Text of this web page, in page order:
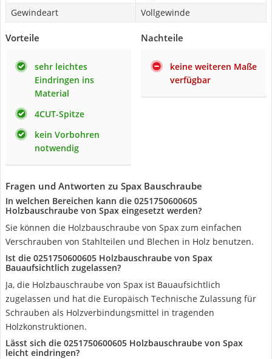
Gewindeart
Vollgewinde
Vorteile
sehr leichtes
Eindringen ins
Material
4CUT-Spitze
kein Vorbohren
notwendig
Nachteile
keine weiteren Maße
verfügbar
Fragen und Antworten zu Spax Bauschraube
In welchen Bereichen kann die 0251750600605
Holzbauschraube von Spax eingesetzt werden?
Sie können die Holzbauschraube von Spax zum einfachen
Verschrauben von Stahlteilen und Blechen in Holz benutzen.
Ist die 0251750600605 Holzbauschraube von Spax
Bauaufsichtlich zugelassen?
Ja, die Holzbauschraube von Spax ist Bauaufsichtlich
zugelassen und hat die Europäisch Technische Zulassung für
Schrauben als Holzverbindungsmittel in tragenden
Holzkonstruktionen.
Lässt sich die 0251750600605 Holzbauschraube von Spax
leicht eindringen?